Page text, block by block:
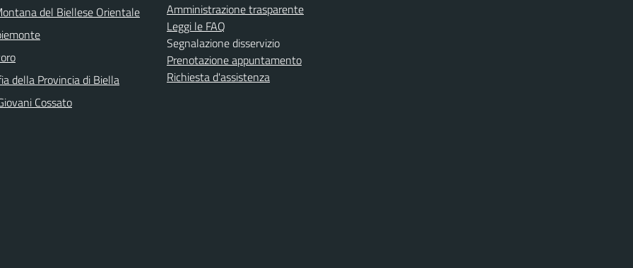
del Biellese Orientale
della Provincia di Biella
Cossato
Amministrazione trasparente
Leggi le FAQ
Segnalazione disservizio
Prenotazione appuntamento
Richiesta d'assistenza